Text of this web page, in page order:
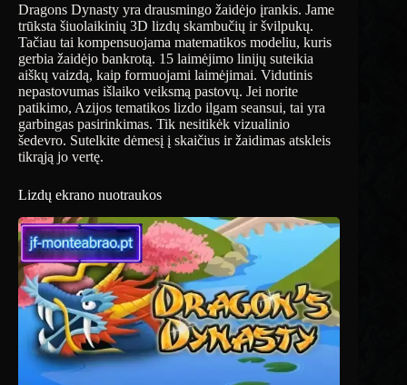
Dragons Dynasty yra drausmingo žaidėjo įrankis. Jame
trūksta šiuolaikinių 3D lizdų skambučių ir švilpukų.
Tačiau tai kompensuojama matematikos modeliu, kuris
gerbia žaidėjo bankrotą. 15 laimėjimo linijų suteikia
aiškų vaizdą, kaip formuojami laimėjimai. Vidutinis
nepastovumas išlaiko veiksmą pastovų. Jei norite
patikimo, Azijos tematikos lizdo ilgam seansui, tai yra
garbingas pasirinkimas. Tik nesitikėk vizualinio
šedevro. Sutelkite dėmesį į skaičius ir žaidimas atskleis
tikrąją jo vertę.
Lizdų ekrano nuotraukos